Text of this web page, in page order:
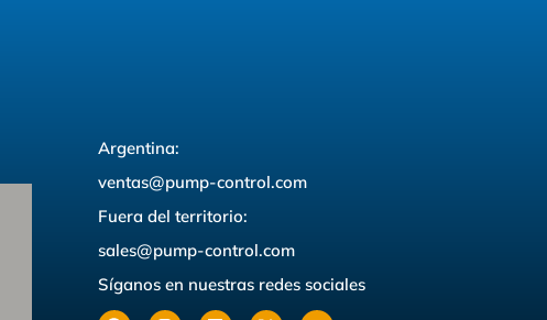
Argentina:
ventas@pump-control.com
Fuera del territorio:
sales@pump-control.com
Síganos en nuestras redes sociales